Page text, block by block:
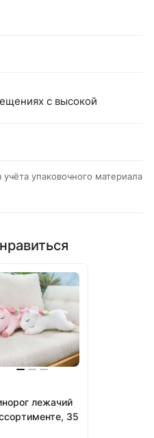
с высокой
упаковочного материала
лежачий
35